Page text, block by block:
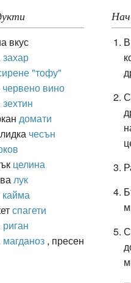
вкус
захар
"тофу"
червено вино
зехтин
домати
чесън
целина
лук
кайма
спагети
риган
магданоз , пресен